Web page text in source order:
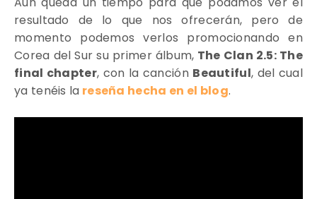
resultado de lo que nos ofrecerán, pero de
momento podemos verlos promocionando en
Corea del Sur su primer álbum, The Clan 2.5: The
final chapter, con la canción Beautiful, del cual
ya tenéis la reseña hecha en el blog.